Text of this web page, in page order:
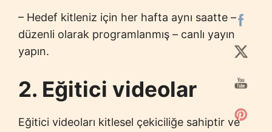
– Hedef kitleniz için her hafta aynı saatte –
düzenli olarak programlanmış – canlı yayın
yapın.
2. Eğitici videolar
Eğitici videoları kitlesel çekiciliğe sahiptir ve